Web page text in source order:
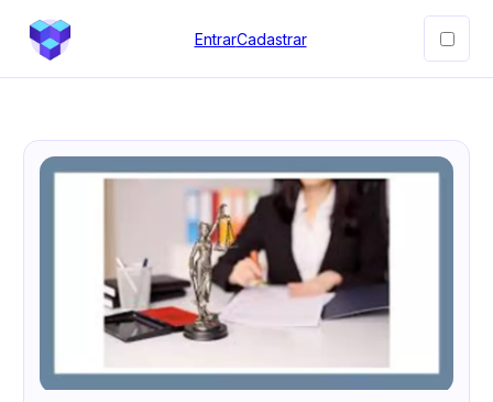
EntrarCadastrar